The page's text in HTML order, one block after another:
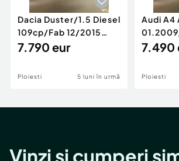
Dacia Duster/1.5 Diesel
109cp/Fab 12/2015
/Euro 5/GARANTIE 12
7.790 eur
Ploiesti 5 luni în urmă
Audi A4
140cp/
7.490
Ploiesti
Vinzi și cumperi